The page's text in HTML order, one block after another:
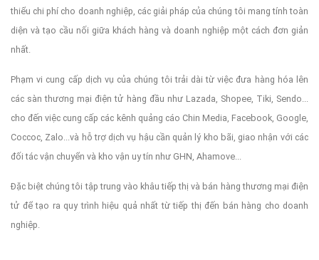
thiểu chi phí cho doanh nghiệp, các giải pháp của chúng tôi mang tính toàn
diện và tạo cầu nối giữa khách hàng và doanh nghiệp một cách đơn giản
nhất.
Phạm vi cung cấp dịch vụ của chúng tôi trải dài từ việc đưa hàng hóa lên
các sàn thương mại điện tử hàng đầu như Lazada, Shopee, Tiki, Sendo...
cho đến việc cung cấp các kênh quảng cáo Chin Media, Facebook, Google,
Coccoc, Zalo...và hỗ trợ dịch vụ hậu cần quản lý kho bãi, giao nhận với các
đối tác vận chuyển và kho vận uy tín như GHN, Ahamove...
Đặc biệt chúng tôi tập trung vào khâu tiếp thị và bán hàng thương mại điện
tử để tạo ra quy trình hiệu quả nhất từ tiếp thị đến bán hàng cho doanh
nghiệp.